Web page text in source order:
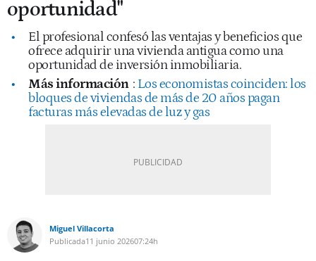
oportunidad"
El profesional confesó las ventajas y beneficios que
ofrece adquirir una vivienda antigua como una
oportunidad de inversión inmobiliaria.
Más información : Los economistas coinciden: los
bloques de viviendas de más de 20 años pagan
facturas más elevadas de luz y gas
Miguel Villacorta
Publicada11 junio 202607:24h